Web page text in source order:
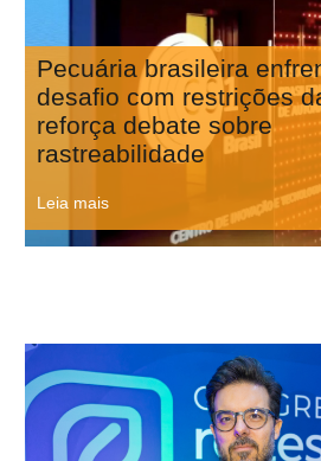
Pecuária brasileira
desafio com restrições
reforça debate sobre
rastreabilidade
Leia mais